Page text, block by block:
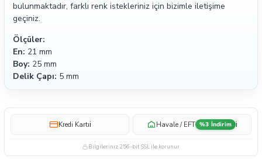
bulunmaktadır, farklı renk istekleriniz için bizimle iletişime
geçiniz.
Ölçüler:
En: 21 mm
Boy: 25 mm
Delik Çapı: 5 mm
Kredi Kartıi Havale / EFT %3 İndirim i
Bilgileriniz 256-bit SSL ile korunur